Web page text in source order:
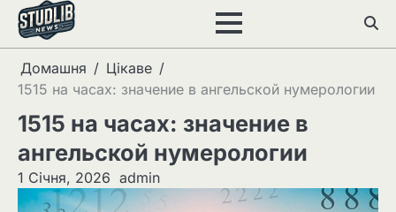
Перейти
вмісту
Домашня
Цікаве
1515 на часах: значение в ангельской нумерологии
1515 на часах: значение в
ангельской нумерологии
1 Січня, 2026 admin